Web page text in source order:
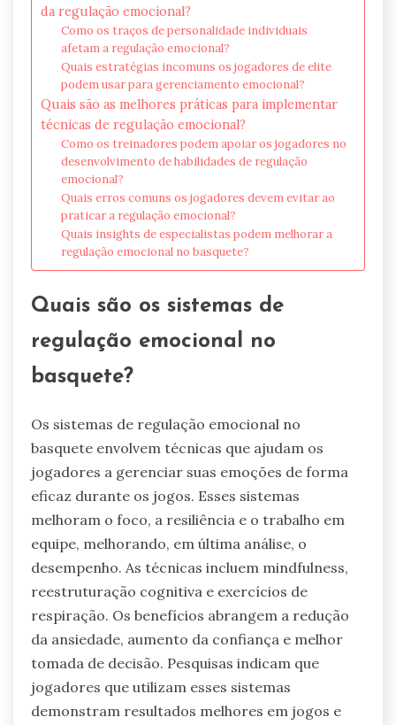
da regulação emocional?
Como os traços de personalidade individuais
afetam a regulação emocional?
Quais estratégias incomuns os jogadores de elite
podem usar para gerenciamento emocional?
Quais são as melhores práticas para implementar
técnicas de regulação emocional?
Como os treinadores podem apoiar os jogadores no
desenvolvimento de habilidades de regulação
emocional?
Quais erros comuns os jogadores devem evitar ao
praticar a regulação emocional?
Quais insights de especialistas podem melhorar a
regulação emocional no basquete?
Quais são os sistemas de
regulação emocional no
basquete?
Os sistemas de regulação emocional no
basquete envolvem técnicas que ajudam os
jogadores a gerenciar suas emoções de forma
eficaz durante os jogos. Esses sistemas
melhoram o foco, a resiliência e o trabalho em
equipe, melhorando, em última análise, o
desempenho. As técnicas incluem mindfulness,
reestruturação cognitiva e exercícios de
respiração. Os benefícios abrangem a redução
da ansiedade, aumento da confiança e melhor
tomada de decisão. Pesquisas indicam que
jogadores que utilizam esses sistemas
demonstram resultados melhores em jogos e